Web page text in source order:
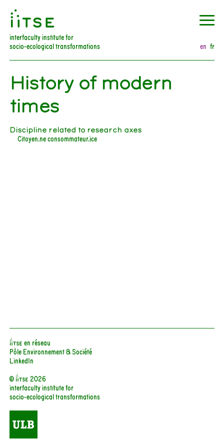
󰀀
interfaculty institute for
socio-ecological transformations en fr
History of modern
times
Discipline related to research axes
Citoyen.ne consommateur.ice
iiTSE en réseau
Pôle Environnement & Société
LinkedIn
© iitse 2026
interfaculty institute for
socio-ecological transformations